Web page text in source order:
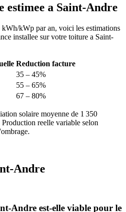
estimee a Saint-Andre
kWh/kWp par an, voici les estimations
installee sur votre toiture a Saint-
Reduction facture
35 – 45%
55 – 65%
67 – 80%
solaire moyenne de 1 350
Production reelle variable selon
Andre
Andre est-elle viable pour le